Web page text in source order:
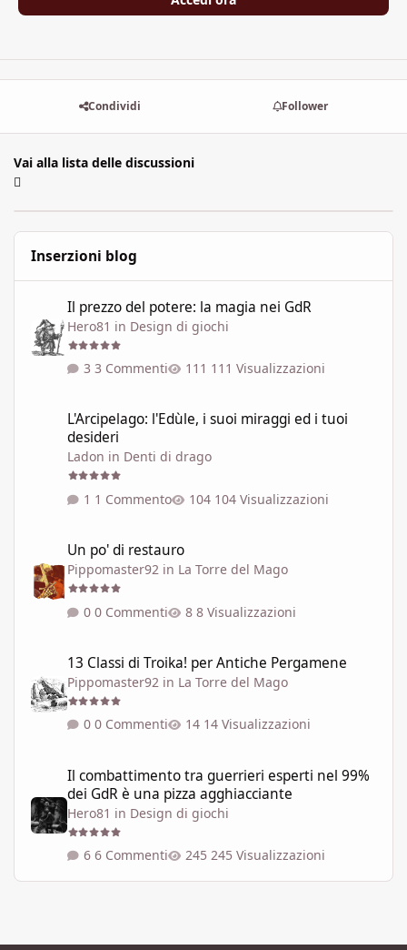
Condividi Follower
Vai alla lista delle discussioni
Inserzioni blog
Il prezzo del potere: la magia nei GdR
Hero81 in Design di giochi
3 Commenti 111 Visualizzazioni
L'Arcipelago: l'Edùle, i suoi miraggi ed i tuoi
desideri
Ladon in Denti di drago
1 Commento 104 Visualizzazioni
Un po' di restauro
Pippomaster92 in La Torre del Mago
0 Commenti 8 Visualizzazioni
13 Classi di Troika! per Antiche Pergamene
Pippomaster92 in La Torre del Mago
0 Commenti 14 Visualizzazioni
Il combattimento tra guerrieri esperti nel 99%
dei GdR è una pizza agghiacciante
Hero81 in Design di giochi
6 Commenti 245 Visualizzazioni